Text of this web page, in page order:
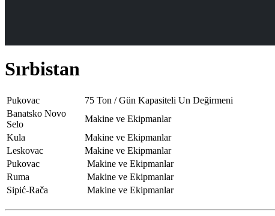
Sırbistan
Pukovac
75 Ton / Gün Kapasiteli Un Değirmeni
Banatsko Novo
Selo
Makine ve Ekipmanlar
Kula
Makine ve Ekipmanlar
Leskovac
Makine ve Ekipmanlar
Pukovac
Makine ve Ekipmanlar
Ruma
Makine ve Ekipmanlar
Sipić-Rača
Makine ve Ekipmanlar